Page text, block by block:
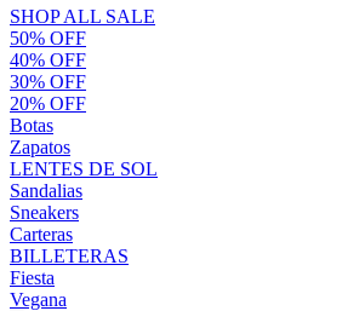
SHOP ALL SALE
50% OFF
40% OFF
30% OFF
20% OFF
Botas
Zapatos
LENTES DE SOL
Sandalias
Sneakers
Carteras
BILLETERAS
Fiesta
Vegana